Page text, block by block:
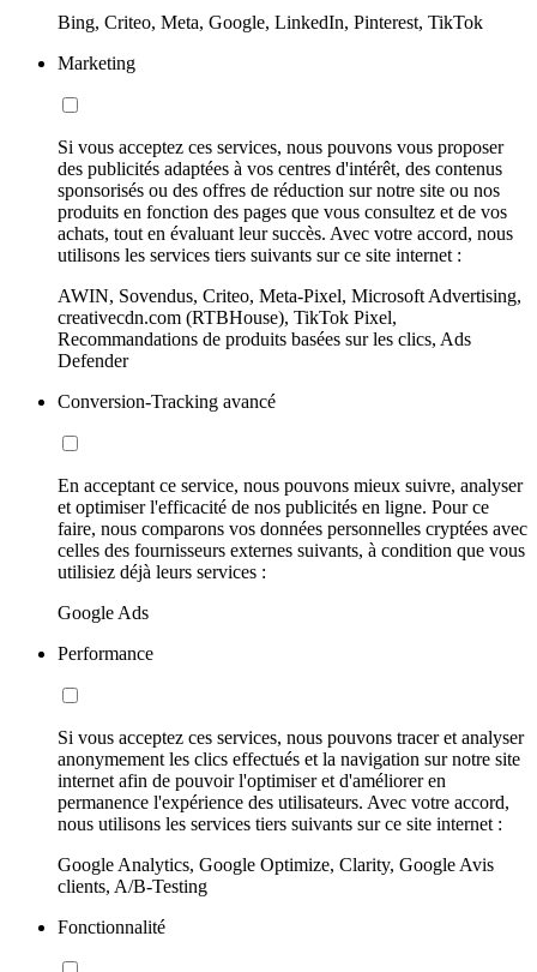
Bing, Criteo, Meta, Google, LinkedIn, Pinterest, TikTok
Marketing
Si vous acceptez ces services, nous pouvons vous proposer
des publicités adaptées à vos centres d'intérêt, des contenus
sponsorisés ou des offres de réduction sur notre site ou nos
produits en fonction des pages que vous consultez et de vos
achats, tout en évaluant leur succès. Avec votre accord, nous
utilisons les services tiers suivants sur ce site internet :
AWIN, Sovendus, Criteo, Meta-Pixel, Microsoft Advertising,
creativecdn.com (RTBHouse), TikTok Pixel,
Recommandations de produits basées sur les clics, Ads
Defender
Conversion-Tracking avancé
En acceptant ce service, nous pouvons mieux suivre, analyser
et optimiser l'efficacité de nos publicités en ligne. Pour ce
faire, nous comparons vos données personnelles cryptées avec
celles des fournisseurs externes suivants, à condition que vous
utilisiez déjà leurs services :
Google Ads
Performance
Si vous acceptez ces services, nous pouvons tracer et analyser
anonymement les clics effectués et la navigation sur notre site
internet afin de pouvoir l'optimiser et d'améliorer en
permanence l'expérience des utilisateurs. Avec votre accord,
nous utilisons les services tiers suivants sur ce site internet :
Google Analytics, Google Optimize, Clarity, Google Avis
clients, A/B-Testing
Fonctionnalité